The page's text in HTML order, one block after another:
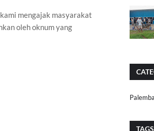
mengajak masyarakat
oleh oknum yang
TAGS